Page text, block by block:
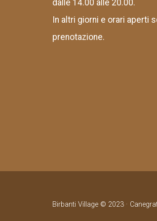
dalle 14.00 alle 20.00.
In altri giorni e orari aperti
prenotazione.
Birbanti Village © 2023 ·